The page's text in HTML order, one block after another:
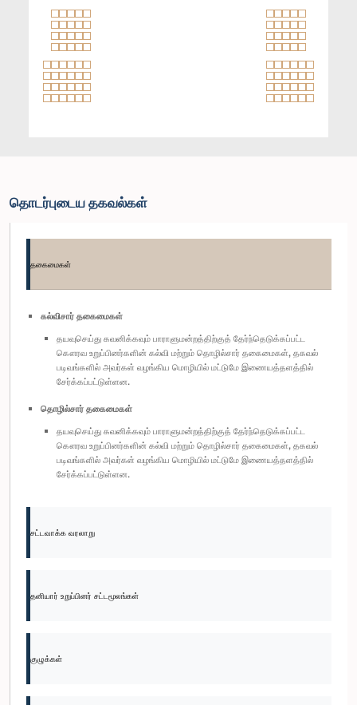
தொடர்புடைய தகவல்கள்
தகைமைகள்
கல்விசார் தகைமைகள்
தயவுசெய்து கவனிக்கவும் பாராளுமன்றத்திற்குத் தேர்ந்தெடுக்கப்பட்ட
கௌரவ உறுப்பினர்களின் கல்வி மற்றும் தொழில்சார் தகைமைகள், தகவல்
படிவங்களில் அவர்கள் வழங்கிய மொழியில் மட்டுமே இணையத்தளத்தில்
சேர்க்கப்பட்டுள்ளன.
தொழில்சார் தகைமைகள்
தயவுசெய்து கவனிக்கவும் பாராளுமன்றத்திற்குத் தேர்ந்தெடுக்கப்பட்ட
கௌரவ உறுப்பினர்களின் கல்வி மற்றும் தொழில்சார் தகைமைகள், தகவல்
படிவங்களில் அவர்கள் வழங்கிய மொழியில் மட்டுமே இணையத்தளத்தில்
சேர்க்கப்பட்டுள்ளன.
சட்டவாக்க வரலாறு
தனியார் உறுப்பினர் சட்டமூலங்கள்
குழுக்கள்